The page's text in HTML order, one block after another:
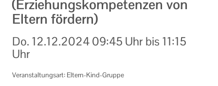
(Erziehungskompetenzen von
Eltern fördern)
Do. 12.12.202409:45 Uhr bis 11:15
Uhr
Veranstaltungsart: Eltern-Kind-Gruppe
Ansprechpartner
Informationen
Machen Sie mit!
Ihr Kontakt zu uns